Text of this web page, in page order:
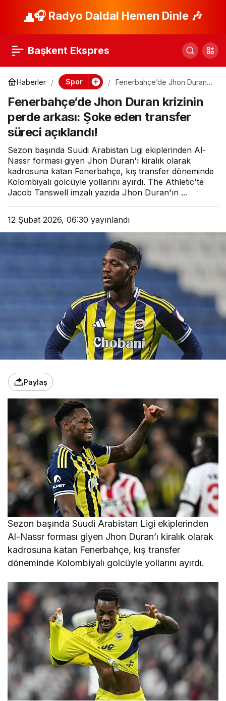
🎧 Radyo Daldal Hemen Dinle 🎶
Başkent Ekspres
Haberler Spor
Fenerbahçe’de Jhon Duran
eden transfer süreci
açıklandı!
Fenerbahçe’de Jhon Duran krizinin
perde arkası: Şoke eden transfer
süreci açıklandı!
Sezon başında Suudi Arabistan Ligi ekiplerinden Al-
Nassr forması giyen Jhon Duran'ı kiralık olarak
kadrosuna katan Fenerbahçe, kış transfer döneminde
Kolombiyalı golcüyle yollarını ayırdı. The Athletic'te
Jacob Tanswell imzalı yazıda Jhon Duran'ın ...
12 Şubat 2026, 06:30 yayınlandı
Paylaş
Sezon başında Suudi Arabistan Ligi ekiplerinden
Al-Nassr forması giyen Jhon Duran’ı kiralık olarak
kadrosuna katan Fenerbahçe, kış transfer
döneminde Kolombiyalı golcüyle yollarını ayırdı.
Süper Lig’de birçok
Yeni adresini açıkladı
ve o sözleri gündem
oldu
Paylaş